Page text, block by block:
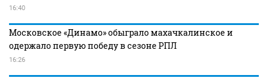
16:40
Московское «Динамо» обыграло махачкалинское и
одержало первую победу в сезоне РПЛ
16:26